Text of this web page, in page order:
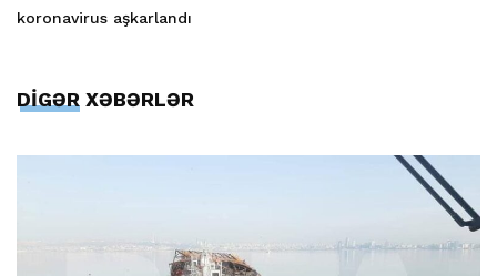
koronavirus aşkarlandı
DİGƏR XƏBƏRLƏR